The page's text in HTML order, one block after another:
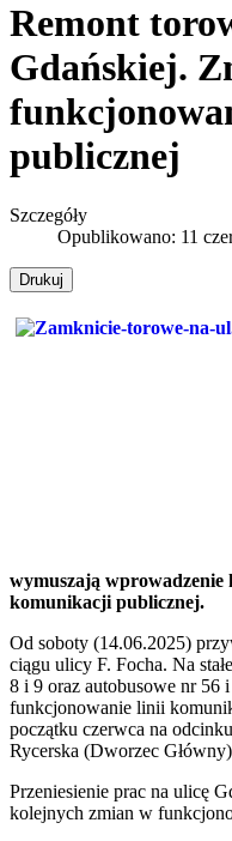
Remont
Gdańskiej.
publicznej
Szczegóły
Opublikowano: 11
Drukuj
wymuszają
komunikacji publicznej.
Od soboty (14.06.2025)
ciągu ulicy F. Focha. Na
8 i 9 oraz autobusowe nr 56
funkcjonowanie linii
początku czerwca na
Rycerska (Dworzec
Przeniesienie prac na ulicę
kolejnych zmian w